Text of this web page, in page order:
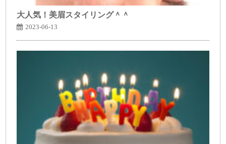
大人気！美眉スタイリング＾＾
2023-06-13